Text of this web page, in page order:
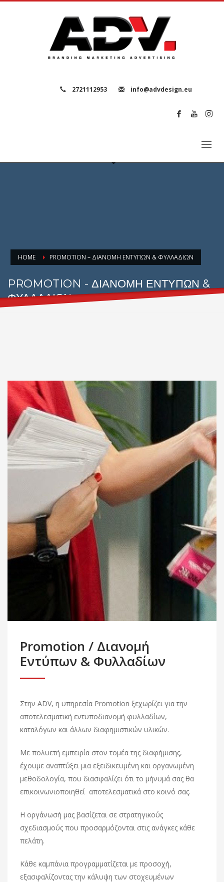
2721112953 info@advdesign.eu
HOME PROMOTION – ΔΙΑΝΟΜΗ ΕΝΤΥΠΩΝ & ΦΥΛΛΑΔΙΩΝ
PROMOTION - ΔΙΑΝΟΜΗ ΕΝΤΥΠΩΝ &
ΦΥΛΛΑΔΙΩΝ
Promotion / Διανομή
Εντύπων & Φυλλαδίων
Στην ADV, η υπηρεσία Promotion ξεχωρίζει για την
αποτελεσματική εντυποδιανομή φυλλαδίων,
καταλόγων και άλλων διαφημιστικών υλικών.
Με πολυετή εμπειρία στον τομέα της διαφήμισης,
έχουμε αναπτύξει μια εξειδικευμένη και οργανωμένη
μεθοδολογία, που διασφαλίζει ότι το μήνυμά σας θα
επικοινωνιοποιηθεί αποτελεσματικά στο κοινό σας.
Η οργάνωσή μας βασίζεται σε στρατηγικούς
σχεδιασμούς που προσαρμόζονται στις ανάγκες κάθε
πελάτη.
Κάθε καμπάνια προγραμματίζεται με προσοχή,
εξασφαλίζοντας την κάλυψη των στοχευμένων